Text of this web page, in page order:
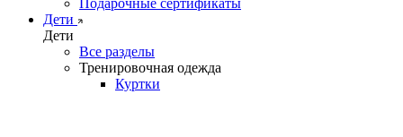
Дети
Дети
Все разделы
Тренировочная одежда
Куртки